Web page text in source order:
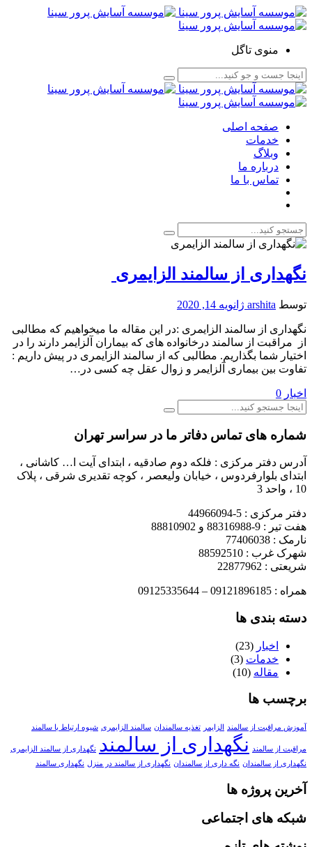
منوی تاگل
صفحه اصلی
خدمات
وبلاگ
درباره ما
تماس با ما
نگهداری از سالمند الزایمری
توسط arshita ژانویه 14, 2020
نگهداری از سالمند الزایمری :در این مقاله ما میخواهیم که مطالبی
از مراقبت از سالمند درخانواده های که بیماران آلزایمر دارند را در
اختیار شما بگذاریم. مطالبی که از سالمند الزایمری در پیش داریم :
تفاوت بین بیماری آلزایمر و زوال عقل چه کسی در…
اخبار 0
شماره های تماس دفاتر ما در سراسر تهران
آدرس دفتر مرکزی : فلکه دوم صادقیه ، ابتدای آیت ا… کاشانی ،
ابتدای بلوارفردوس ، خیابان ولیعصر ، کوچه تقدیری شرقی ، پلاک
10 ، واحد 3
دفتر مرکزی : 5-44966094
هفت تیر : 9-88316988 و 88810902
نارمک : 77406038
شهرک غرب : 88592510
شریعتی : 22877962
همراه : 09121896185 – 09125335644
دسته بندی ها
اخبار (23)
خدمات (3)
مقاله (10)
برچسب ها
آموزش مراقبت از سالمند الزایمر تغذیه سالمندان سالمند الزایمری شیوه ارتباط با سالمند
مراقبت از سالمند نگهداری از سالمند نگهداری از سالمند الزایمری
نگهداری از سالمندان نگه داری از سالمندان نگهداری از سالمند در منزل نگهداری سالمند
آخرین پروژه ها
شبکه های اجتماعی